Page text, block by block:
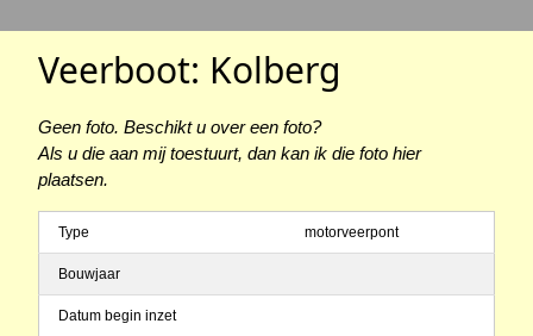
Veerboot: Kolberg
Geen foto. Beschikt u over een foto?
Als u die aan mij toestuurt, dan kan ik die foto hier
plaatsen.
Type motorveerpont
Bouwjaar
Datum begin inzet